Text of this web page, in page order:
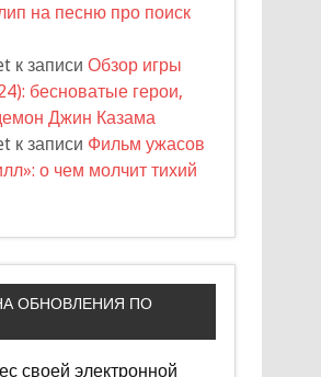
на песню про поиск
к записиОбзор игры
бесноватые герои,
Джин Казама
к записи Фильм ужасов
о чем молчит тихий
ОБНОВЛЕНИЯ ПО
своей электронной